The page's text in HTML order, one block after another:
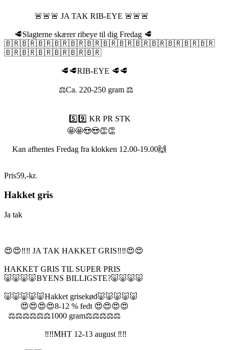
🚨🚨🚨 JA TAK RIB-EYE 🚨🚨🚨
🥩Slagterne skærer ribeye til dig Fredag 🥩
🇧🇷🇧🇷🇧🇷🇧🇷🇧🇷🇧🇷🇧🇷🇧🇷🇧🇷🇧🇷🇧🇷🇧🇷🇧🇷
🇧🇷🇧🇷🇧🇷🇧🇷🇧🇷🇧🇷
🥩🥩RIB-EYE 🥩🥩
⚖️Ca. 220-250 gram ⚖️
5️⃣9️⃣ KR PR STK
🤩🤩😍😍👏👏
Kan afhentes Fredag fra klokken 12.00-19.00🙌
Pris59,-kr.
Hakket gris
Ja tak
😍😍‼️‼️ JA TAK HAKKET GRIS‼️‼️😍😍
HAKKET GRIS TIL SUPER PRIS
🐷🐷🐷🐷BYENS BILLIGSTE?🐷🐷🐷🐷
🐷🐷🐷🐷🐷Hakket grisekød🐷🐷🐷🐷🐷
😍😍😍😍8-12 % fedt 😍😍😍😍
⚖️⚖️⚖️⚖️⚖️⚖️1000 gram⚖️⚖️⚖️⚖️⚖️
‼️‼️MHT 12-13 august ‼️‼️